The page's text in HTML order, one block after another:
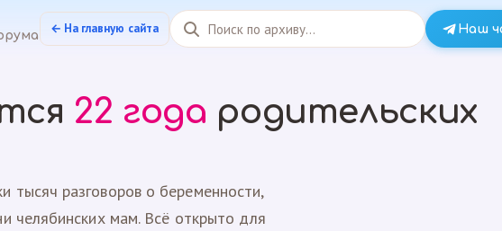
← На главную сайта Наш
22 года родительских
разговоров о беременности,
челябинских мам. Всё открыто для